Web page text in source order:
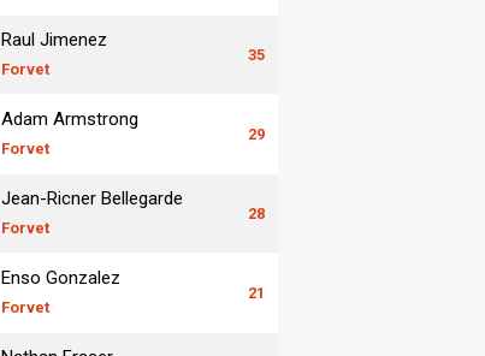
Raul Jimenez
Forvet
35
Adam Armstrong
Forvet
29
Jean-Ricner Bellegarde
Forvet
28
Enso Gonzalez
Forvet
21